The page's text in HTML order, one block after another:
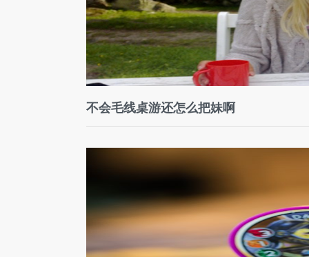
不会毛线桌游还怎么把妹啊